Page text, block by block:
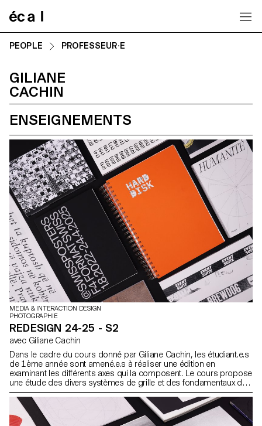
PEOPLE PROFESSEUR·E
GILIANE
CACHIN
ENSEIGNEMENTS
MEDIA & INTERACTION DESIGN
PHOTOGRAPHIE
REDESIGN 24-25 - S2
avec Giliane Cachin
Dans le cadre du cours donné par Giliane Cachin, les étudiant.e.s
de 1ème année sont amené.e.s à réaliser une édition en
examinant les différents axes qui la composent. Le cours propose
une étude des divers systèmes de grille et des fondamentaux de
la micro-typographie. Lors du semestre, les élèves rechercheront
la meilleure manière de structurer et d’agencer le contenu qu’ils
auront choisi (ou qui leur aura été attribué, en fonction des
données du semestre). Quelques règles indispensables à